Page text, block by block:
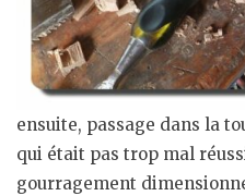
ensuite, passage dans la
qui était pas trop mal
gourragement